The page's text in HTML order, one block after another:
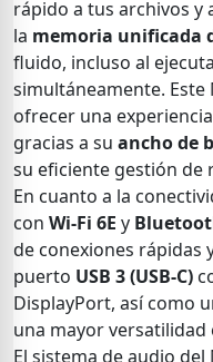
rápido a tus archivos y
la memoria unificada
fluido, incluso al
simultáneamente. Este
ofrecer una
gracias a su ancho de
su eficiente gestión de
En cuanto a la
con Wi-Fi 6E y
de conexiones rápidas
puerto USB 3 (USB-C)
DisplayPort, así como
una mayor versatilidad
El sistema de audio